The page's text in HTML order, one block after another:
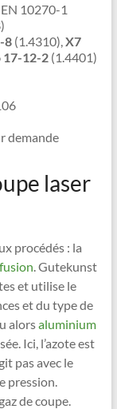
10270-1
8(1.4310),X7
12-2(1.4401)
demande
laser
procédés : la
. Gutekunst
et utilise le
et du type de
alorsaluminium
Ici, l’azote est
pas avec le
pression.
de coupe.